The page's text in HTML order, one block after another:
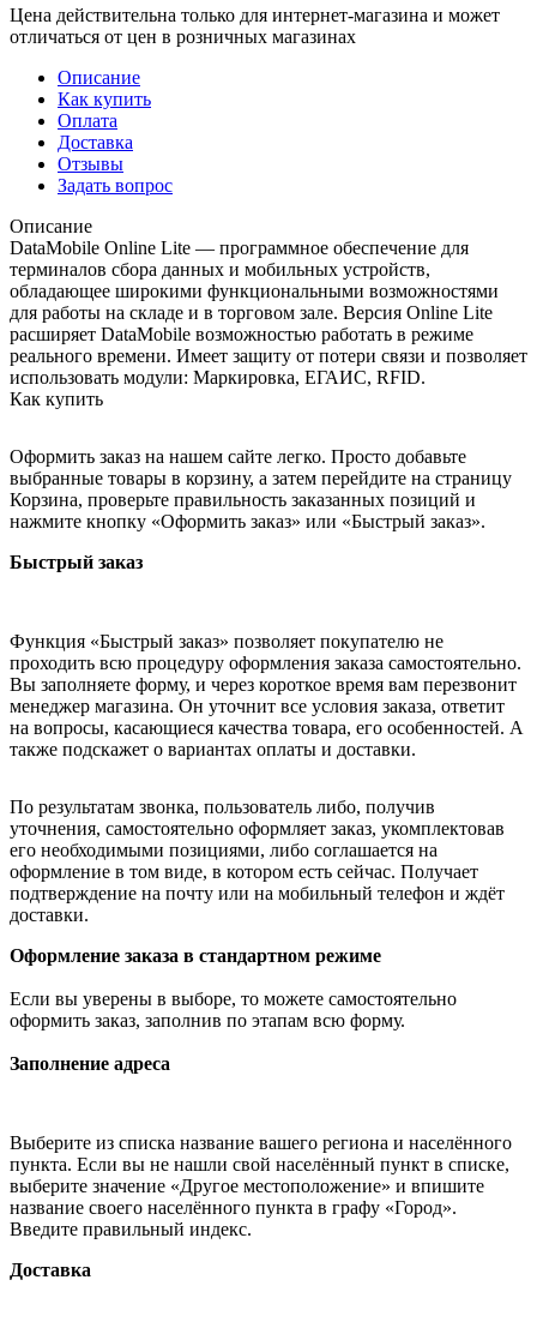
Цена действительна только для интернет-магазина и может
отличаться от цен в розничных магазинах
Описание
Как купить
Оплата
Доставка
Отзывы
Задать вопрос
Описание
DataMobile Online Lite — программное обеспечение для
терминалов сбора данных и мобильных устройств,
обладающее широкими функциональными возможностями
для работы на складе и в торговом зале. Версия Online Lite
расширяет DataMobile возможностью работать в режиме
реального времени. Имеет защиту от потери связи и позволяет
использовать модули: Маркировка, ЕГАИС, RFID.
Как купить
Оформить заказ на нашем сайте легко. Просто добавьте
выбранные товары в корзину, а затем перейдите на страницу
Корзина, проверьте правильность заказанных позиций и
нажмите кнопку «Оформить заказ» или «Быстрый заказ».
Быстрый заказ
Функция «Быстрый заказ» позволяет покупателю не
проходить всю процедуру оформления заказа самостоятельно.
Вы заполняете форму, и через короткое время вам перезвонит
менеджер магазина. Он уточнит все условия заказа, ответит
на вопросы, касающиеся качества товара, его особенностей. А
также подскажет о вариантах оплаты и доставки.
По результатам звонка, пользователь либо, получив
уточнения, самостоятельно оформляет заказ, укомплектовав
его необходимыми позициями, либо соглашается на
оформление в том виде, в котором есть сейчас. Получает
подтверждение на почту или на мобильный телефон и ждёт
доставки.
Оформление заказа в стандартном режиме
Если вы уверены в выборе, то можете самостоятельно
оформить заказ, заполнив по этапам всю форму.
Заполнение адреса
Выберите из списка название вашего региона и населённого
пункта. Если вы не нашли свой населённый пункт в списке,
выберите значение «Другое местоположение» и впишите
название своего населённого пункта в графу «Город».
Введите правильный индекс.
Доставка